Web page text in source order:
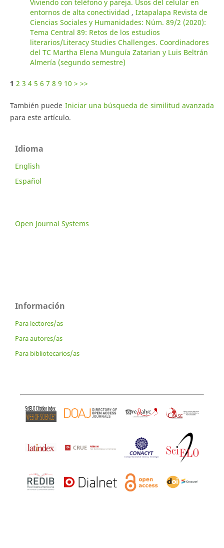
Viviendo con teléfono y pareja. Usos del celular en
entornos de alta conectividad , Iztapalapa Revista de
Ciencias Sociales y Humanidades: Núm. 89/2 (2020):
Tema Central 89: Retos de los estudios
literarios/Literacy Studies Challenges. Coordinadores
del TC Martha Elena Munguía Zatarian y Luis Beltrán
Almería (segundo semestre)
1 2 3 4 5 6 7 8 9 10 > >>
También puede Iniciar una búsqueda de similitud avanzada
para este artículo.
Idioma
English
Español
Open Journal Systems
Información
Para lectores/as
Para autores/as
Para bibliotecarios/as